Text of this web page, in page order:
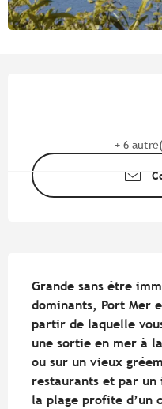
+ 6
Grande sans être
dominants, Port Mer
partir de laquelle
une sortie en mer à
ou sur un vieux
restaurants et par
la plage profite d’un